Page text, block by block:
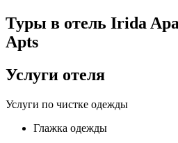
Туры в отель Irida
Apts
Услуги отеля
Услуги по чистке одежды
Глажка одежды